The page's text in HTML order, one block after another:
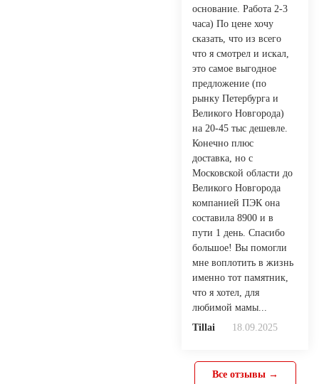
основание. Работа 2-3
часа) По цене хочу
сказать, что из всего
что я смотрел и искал,
это самое выгодное
предложение (по
рынку Петербурга и
Великого Новгорода)
на 20-45 тыс дешевле.
Конечно плюс
доставка, но с
Московской области до
Великого Новгорода
компанией ПЭК она
составила 8900 и в
пути 1 день. Спасибо
большое! Вы помогли
мне воплотить в жизнь
именно тот памятник,
что я хотел, для
любимой мамы...
Tillai
18.09.2025
Все отзывы →